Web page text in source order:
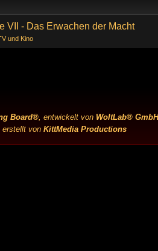
VII - Das Erwachen der Macht
und Kino
Board®, entwickelt von WoltLab® GmbH
erstellt von KittMedia Productions